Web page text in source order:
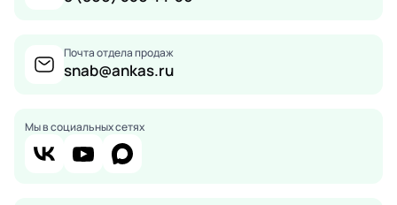
Почта отдела продаж
snab@ankas.ru
Мы в социальных сетях